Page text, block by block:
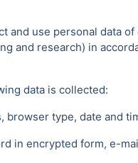
and use personal data
and research) in
data is collected:
browser type, date and
in encrypted form, e-